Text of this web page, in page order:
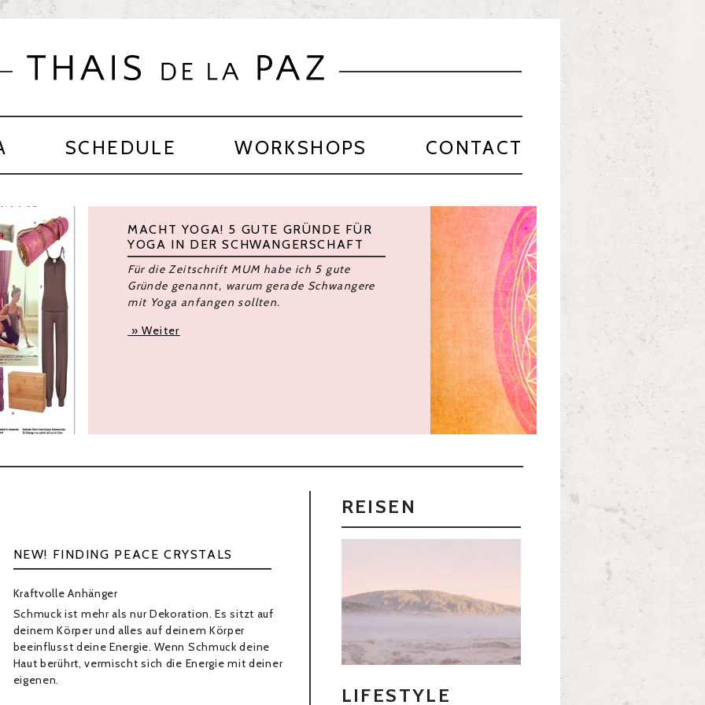
SCHEDULE WORKSHOPS CONTACT
We are all about to go on a journey, We
are the ones we have been waiting for!
You have been telling the people,
That this is the eleventh hour.
Now, you must go and tell the people,
NEW! FINDING PEACE CRYSTALS
Kraftvolle Anhänger
Schmuck ist mehr als nur Dekoration. Es sitzt auf
deinem Körper und alles auf deinem Körper
beeinflusst deine Energie. Wenn Schmuck deine
Haut berührt, vermischt sich die Energie mit deiner
eigenen.
REISEN
LIFESTYLE